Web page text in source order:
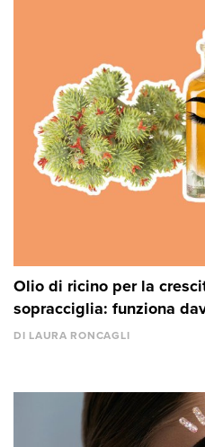
Olio di ricino per la
sopracciglia: funziona
DI LAURA RONCAGLI